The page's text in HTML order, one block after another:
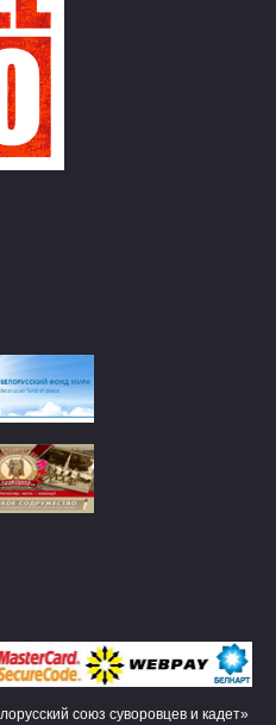
союз суворовцев и кадет»